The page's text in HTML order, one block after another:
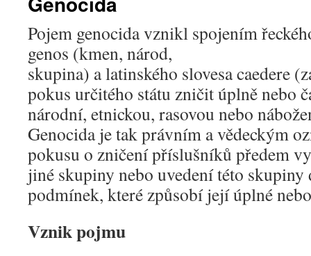
Pojem genocida vznikl spojením
genos (kmen, národ,
skupina) a latinského slovesa caedere
pokus určitého státu zničit úplně nebo
národní, etnickou, rasovou nebo
Genocida je tak právním a vědeckým
pokusu o zničení příslušníků předem
jiné skupiny nebo uvedení této
podmínek, které způsobí její úplné
Vznik pojmu